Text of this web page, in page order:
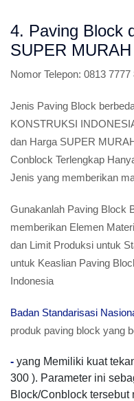
4. Paving Block
SUPER MURAH
Nomor Telepon: 0813 7777
Jenis Paving Block
KONSTRUKSI
dan Harga SUPER
Conblock Terlengkap
Jenis yang memberikan
Gunakanlah Paving Block
memberikan Elemen
dan Limit Produksi untuk
untuk Keaslian Paving
Indonesia
Badan Standarisasi
produk paving block yang
- yang Memiliki kuat
300 ). Parameter ini
Block/Conblock tersebut